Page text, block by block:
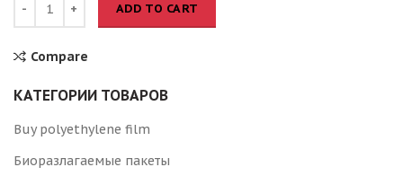
ADD TO CART
Compare
КАТЕГОРИИ ТОВАРОВ
Buy polyethylene film
Биоразлагаемые пакеты